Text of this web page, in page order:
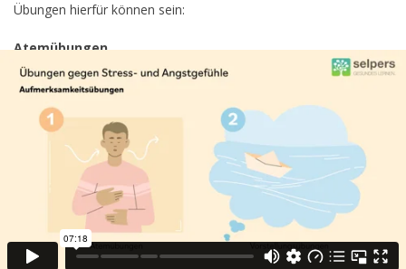
Übungen hierfür können sein:
Atemübungen
Kontrolliertes Atmen kann helfen, den eigenen Körper innerhalb
kurzer Zeit zu beruhigen. So können akute Stresssituationen
schnell reduziert werden
Genauere Anleitungen für solche Atemübungen finden Sie in der
Übungen zum Mitmachen bei Stress- und
Angstgefühlen.
Achtsamkeitsübungen
Hierzu zählen zum BeispielVorstellungsübungen. Für eine
dieser Übungen stellen Sie sich in einer bequemen Sitzposition